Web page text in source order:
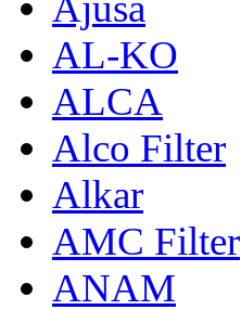
AL-KO
ALCA
Alco Filter
Alkar
AMC Filter
ANAM